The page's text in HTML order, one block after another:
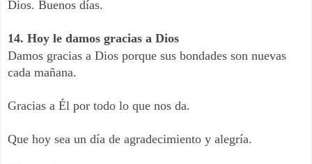
Dios. Buenos días.
14. Hoy le damos gracias a Dios
Damos gracias a Dios porque sus bondades son nuevas
cada mañana.
Gracias a Él por todo lo que nos da.
Que hoy sea un día de agradecimiento y alegría.